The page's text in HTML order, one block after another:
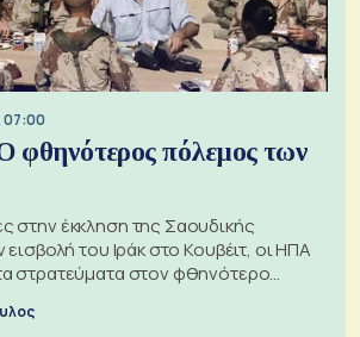
07:00
φθηνότερος πόλεμος των
στην έκκληση της Σαουδικής
του Ιράκ στο Κουβέιτ, οι ΗΠΑ
στρατεύματα στον φθηνότερο